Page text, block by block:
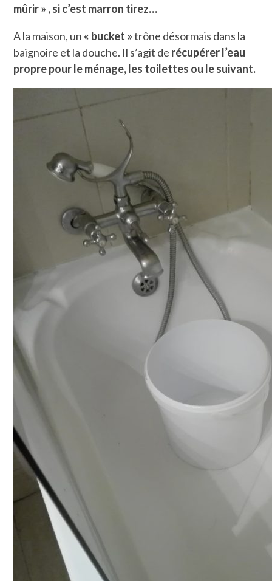
mûrir » , si c’est marron tirez…
A la maison, un « bucket »trône désormais dans la
baignoire et la douche. Il s’agit de récupérer l’eau
propre pour le ménage, les toilettes ou le suivant.